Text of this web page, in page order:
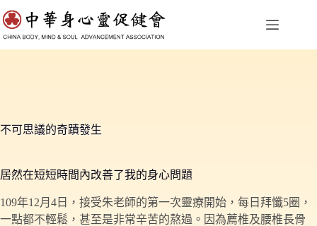
跳
至
主
不可思議的奇蹟發生
居然在短短時間內改善了我的身心問題
109年12月4日，接受朱老師的第一次靈療開始，每日拜懺5圈，
一點都不輕鬆，甚至是非常辛苦的熬過。因為薦椎及腰椎長骨